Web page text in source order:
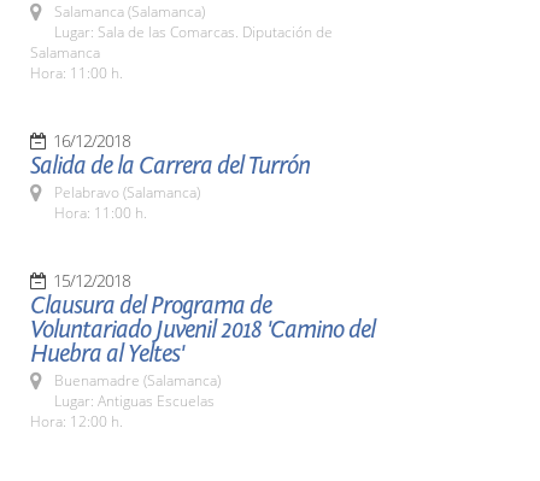
Salamanca (Salamanca)
Lugar: Sala de las Comarcas. Diputación de
Salamanca
Hora: 11:00 h.
16/12/2018
Salida de la Carrera del Turrón
Pelabravo (Salamanca)
Hora: 11:00 h.
15/12/2018
Clausura del Programa de
Voluntariado Juvenil 2018 'Camino del
Huebra al Yeltes'
Buenamadre (Salamanca)
Lugar: Antiguas Escuelas
Hora: 12:00 h.